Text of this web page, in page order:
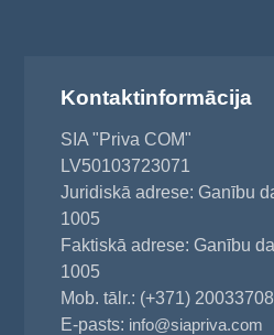
Kontaktinformācija
SIA "Priva COM"
LV50103723071
Juridiskā adrese: Ganību
1005
Faktiskā adrese: Ganību
1005
Mob. tālr.: (+371) 20033708
E-pasts: info@siapriva.com